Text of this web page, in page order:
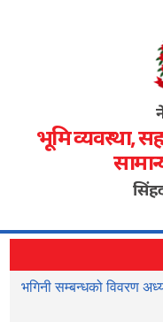
भूमि व्यवस्था,
भगिनी सम्बन्धको विवरण